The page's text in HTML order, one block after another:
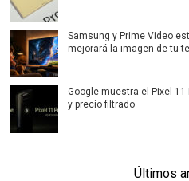
Samsung y Prime Video
mejorará la imagen de tu
Google muestra el Pixel 11
y precio filtrado
Últimos